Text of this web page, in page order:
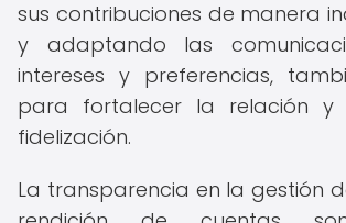
sus contribuciones de manera
y adaptando las
intereses y preferencias,
para fortalecer la relación y
fidelización.
La transparencia en la gestión